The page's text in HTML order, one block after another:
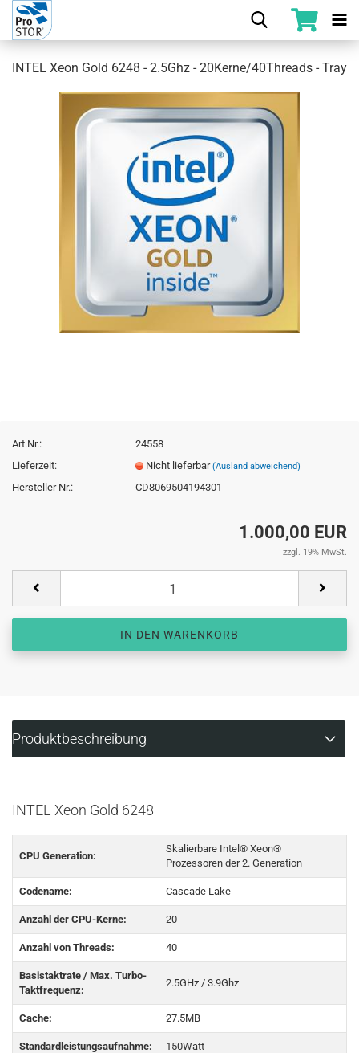
INTEL Xeon Gold 6248 - 2.5Ghz - 20Kerne/40Threads - Tray
Art.Nr.:
24558
Lieferzeit:
Nicht lieferbar(Ausland abweichend)
Hersteller Nr.: CD8069504194301
1.000,00 EUR
zzgl. 19% MwSt.
Produktbeschreibung
INTEL Xeon Gold 6248
CPU Generation:
Skalierbare Intel® Xeon®
Prozessoren der 2. Generation
Codename: Cascade Lake
Anzahl der CPU-Kerne: 20
Anzahl von Threads: 40
Basistaktrate / Max. Turbo-
Taktfrequenz:
2.5GHz / 3.9Ghz
Cache: 27.5MB
Standardleistungsaufnahme: 150Watt